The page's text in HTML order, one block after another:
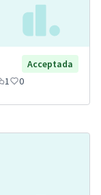
Acceptada
1 0